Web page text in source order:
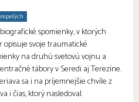
spomienky, v ktorých
opisuje svoje traumatické
na druhú svetovú vojnu a
tábory v Seredi aj Terezíne.
sa i na príjemnejšie chvíle z
i čias, ktorý nasledoval.